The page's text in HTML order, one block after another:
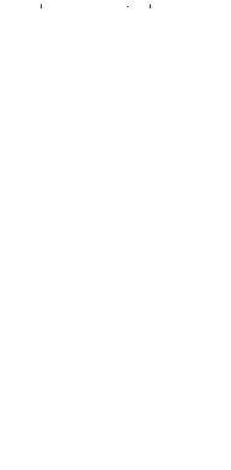
de economische en